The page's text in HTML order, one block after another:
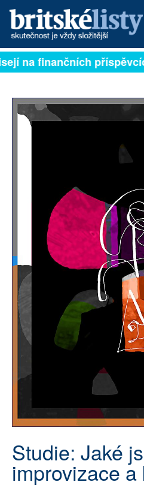
PŘIHLÁSIT
ARCHIV
NEJČTENĚJŠÍ ZA 7 DNÍ
PŘÍSPĚVKY NA PROVOZ
SOCIÁLNÍ SÍTĚ
RUBRIKY
PLNÁ VERZE STRÁNEK
na finančních
Studie: Jaké
improvizace